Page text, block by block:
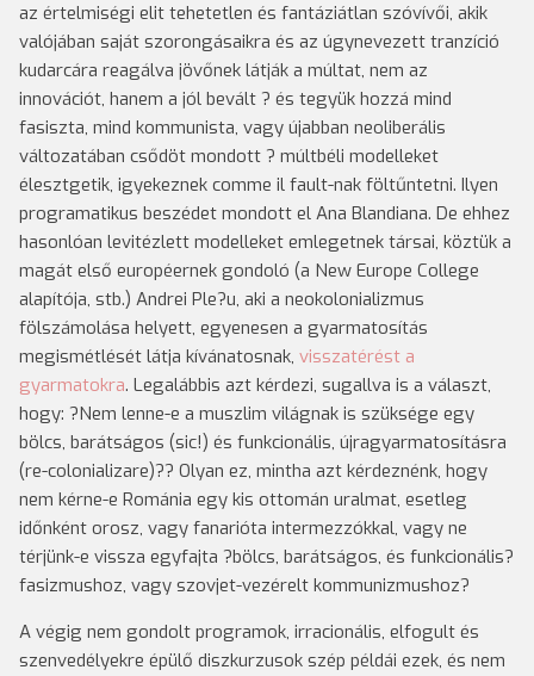
az értelmiségi elit tehetetlen és fantáziátlan szóvívői, akik
valójában saját szorongásaikra és az úgynevezett tranzíció
kudarcára reagálva jövőnek látják a múltat, nem az
innovációt, hanem a jól bevált ? és tegyük hozzá mind
fasiszta, mind kommunista, vagy újabban neoliberális
változatában csődöt mondott ? múltbéli modelleket
élesztgetik, igyekeznek comme il fault-nak föltűntetni. Ilyen
programatikus beszédet mondott el Ana Blandiana. De ehhez
hasonlóan levitézlett modelleket emlegetnek társai, köztük a
magát első européernek gondoló (a New Europe College
alapítója, stb.) Andrei Ple?u, aki a neokolonializmus
fölszámolása helyett, egyenesen a gyarmatosítás
megismétlését látja kívánatosnak, visszatérést a
gyarmatokra. Legalábbis azt kérdezi, sugallva is a választ,
hogy: ?Nem lenne-e a muszlim világnak is szüksége egy
bölcs, barátságos (sic!) és funkcionális, újragyarmatosításra
(re-colonializare)?? Olyan ez, mintha azt kérdeznénk, hogy
nem kérne-e Románia egy kis ottomán uralmat, esetleg
időnként orosz, vagy fanarióta intermezzókkal, vagy ne
térjünk-e vissza egyfajta ?bölcs, barátságos, és funkcionális?
fasizmushoz, vagy szovjet-vezérelt kommunizmushoz?
A végig nem gondolt programok, irracionális, elfogult és
szenvedélyekre épülő diszkurzusok szép példái ezek, és nem